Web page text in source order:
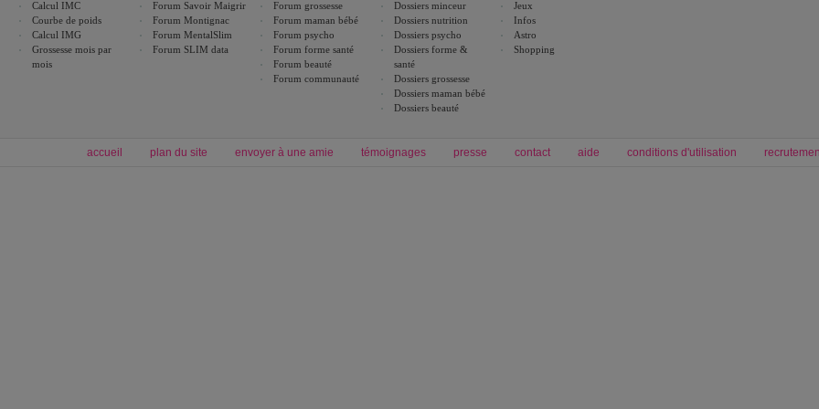
Calcul IMC
Courbe de poids
Calcul IMG
Grossesse mois par
mois
Forum Savoir Maigrir
Forum Montignac
Forum MentalSlim
Forum SLIM data
Forum grossesse
Forum maman bébé
Forum psycho
Forum forme santé
Forum beauté
Forum communauté
Dossiers minceur
Dossiers nutrition
Dossiers psycho
Dossiers forme &
santé
Dossiers grossesse
Dossiers maman bébé
Dossiers beauté
Jeux
Infos
Astro
Shopping
accueil plan du site envoyer à une amie témoignages presse contact aide conditions d'utilisation